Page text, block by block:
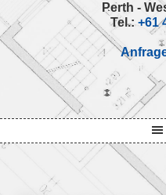
Perth -
Tel.: +61